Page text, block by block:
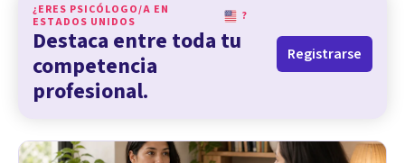
¿ERES PSICÓLOGO/A EN
ESTADOS UNIDOS
?
Destaca entre toda tu
competencia
profesional.
Registrarse